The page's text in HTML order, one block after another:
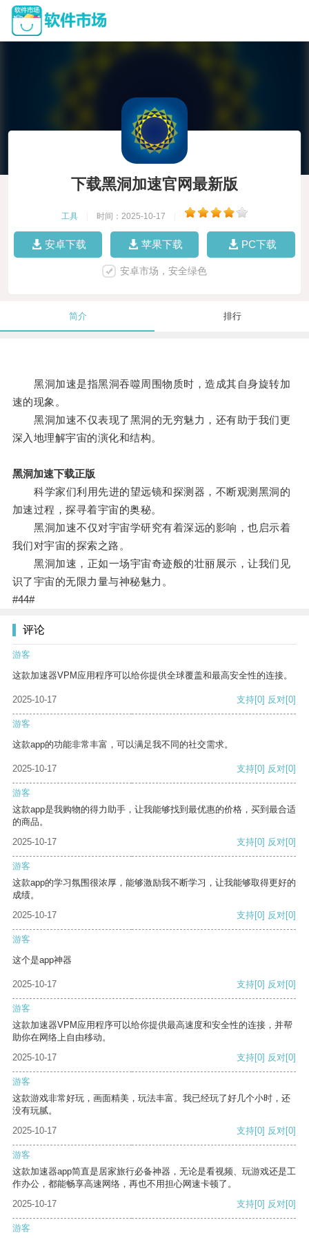
下载黑洞加速官网最新版
工具 时间：2025-10-17
安卓下载 苹果下载 PC下载
安卓市场，安全绿色
简介 排行
黑洞加速是指黑洞吞噬周围物质时，造成其自身旋转加
速的现象。
黑洞加速不仅表现了黑洞的无穷魅力，还有助于我们更
深入地理解宇宙的演化和结构。
黑洞加速下载正版
科学家们利用先进的望远镜和探测器，不断观测黑洞的
加速过程，探寻着宇宙的奥秘。
黑洞加速不仅对宇宙学研究有着深远的影响，也启示着
我们对宇宙的探索之路。
黑洞加速，正如一场宇宙奇迹般的壮丽展示，让我们见
识了宇宙的无限力量与神秘魅力。
#44#
评论
游客
这款加速器VPM应用程序可以给你提供全球覆盖和最高安全性的连接。
2025-10-17 支持[0] 反对[0]
游客
这款app的功能非常丰富，可以满足我不同的社交需求。
2025-10-17 支持[0] 反对[0]
游客
这款app是我购物的得力助手，让我能够找到最优惠的价格，买到最合适
的商品。
2025-10-17
支持[0] 反对[0]
游客
这款app的学习氛围很浓厚，能够激励我不断学习，让我能够取得更好的
成绩。
2025-10-17
支持[0] 反对[0]
游客
这个是app神器
2025-10-17 支持[0] 反对[0]
游客
这款加速器VPM应用程序可以给你提供最高速度和安全性的连接，并帮
助你在网络上自由移动。
2025-10-17
支持[0] 反对[0]
游客
这款游戏非常好玩，画面精美，玩法丰富。我已经玩了好几个小时，还
没有玩腻。
2025-10-17
支持[0] 反对[0]
游客
这款加速器app简直是居家旅行必备神器，无论是看视频、玩游戏还是工
作办公，都能畅享高速网络，再也不用担心网速卡顿了。
2025-10-17
支持[0] 反对[0]
游客